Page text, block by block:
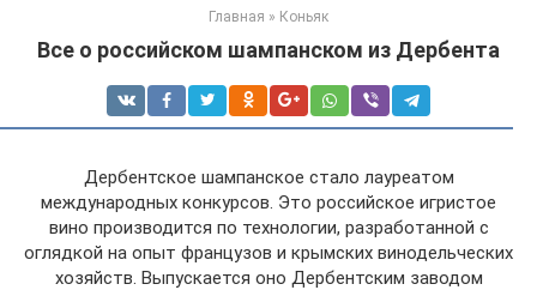
Главная » Коньяк
Все о российском шампанском из Дербента
Дербентское шампанское стало лауреатом
международных конкурсов. Это российское игристое
вино производится по технологии, разработанной с
оглядкой на опыт французов и крымских винодельческих
хозяйств. Выпускается оно Дербентским заводом